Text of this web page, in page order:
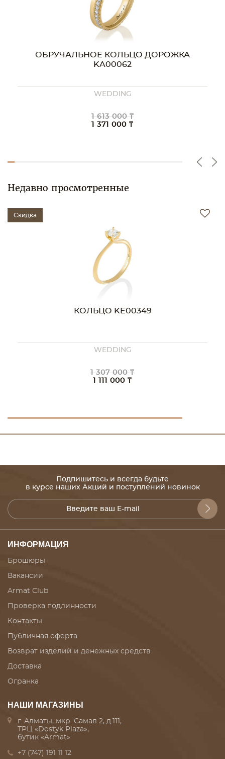
ОБРУЧАЛЬНОЕ КОЛЬЦО ДОРОЖКА
KA00062
WEDDING
1 613 000 ₸
1 371 000 ₸
Недавно просмотренные
Скидка
КОЛЬЦО KE00349
WEDDING
1 307 000 ₸
1 111 000 ₸
Подпишитесь и всегда будьте
в курсе наших Акций и поступлений новинок
ИНФОРМАЦИЯ
Брошюры
Вакансии
Armat Club
Проверка подлинности
Контакты
Публичная оферта
Возврат изделий и денежных средств
Доставка
Огранка
НАШИ МАГАЗИНЫ
г. Алматы, мкр. Самал 2, д.111,
ТРЦ «Dostyk Plaza»,
бутик «Armat»
+7 (747) 191 11 12